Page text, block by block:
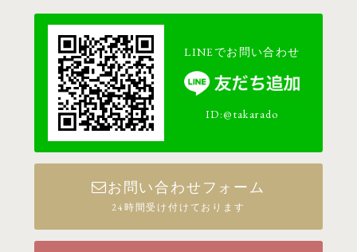
LINEでお問い合わせ
ID:@takarado
お問い合わせフォーム
24時間受け付けております